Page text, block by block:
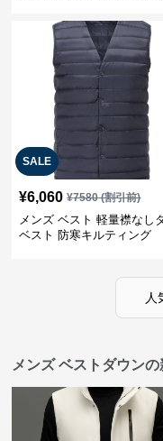
SALE
¥6,060 ¥7580(割引前)
メンズ ベスト 軽量襟なし
ベスト 防寒キルティング
人
メンズ ベストダウン